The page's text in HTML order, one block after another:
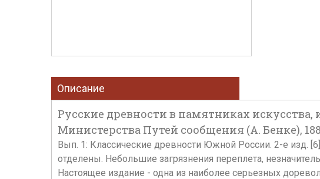
Описание
Русские древности в памятниках
Министерства Путей сообщения (А. Бенке),
Вып. 1: Классические древности Южной России. 2-е изд.
отделены. Небольшие загрязнения переплета,
Настоящее издание - одна из наиболее серьезных